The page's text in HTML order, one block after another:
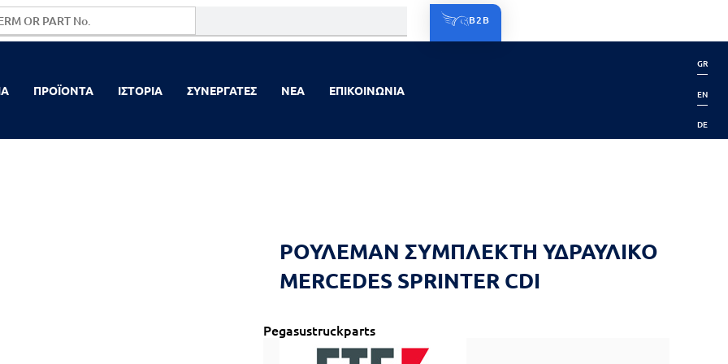
B2B
ΠΡΟΪΟΝΤΑ ΙΣΤΟΡΙΑ ΣΥΝΕΡΓΑΤΕΣ NEA ΕΠΙΚΟΙΝΩΝΙΑ
GR
EN
DE
ΡΟΥΛΕΜΑΝ ΣΥΜΠΛΕΚΤΗ ΥΔΡΑΥΛΙΚΟ
MERCEDES SPRINTER CDI
Pegasustruckparts